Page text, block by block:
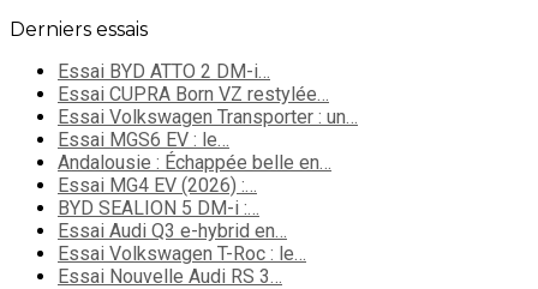
Derniers essais
Essai BYD ATTO 2 DM-i…
Essai CUPRA Born VZ restylée…
Essai Volkswagen Transporter : un…
Essai MGS6 EV : le…
Andalousie : Échappée belle en…
Essai MG4 EV (2026) :…
BYD SEALION 5 DM-i :…
Essai Audi Q3 e-hybrid en…
Essai Volkswagen T-Roc : le…
Essai Nouvelle Audi RS 3…